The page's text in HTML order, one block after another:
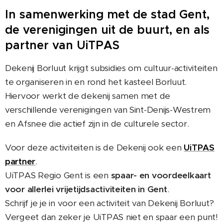
In samenwerking met de stad Gent,
de verenigingen uit de buurt, en als
partner van UiTPAS
Dekenij Borluut krijgt subsidies om cultuur-activiteiten
te organiseren in en rond het kasteel Borluut.
Hiervoor werkt de dekenij samen met de
verschillende verenigingen van Sint-Denijs-Westrem
en Afsnee die actief zijn in de culturele sector.
Voor deze activiteiten is de Dekenij ook een UiTPAS
partner.
UiTPAS Regio Gent is een spaar- en voordeelkaart
voor allerlei vrijetijdsactiviteiten in Gent.
Schrijf je je in voor een activiteit van Dekenij Borluut?
Vergeet dan zeker je UiTPAS niet en spaar een punt!